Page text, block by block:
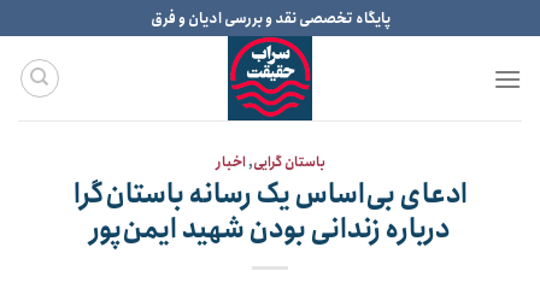
to
content
پایگاه تخصصی نقد و بررسی ادیان و فرق
باستان گرایی,اخبار
ادعای بی‌اساس یک رسانه باستان‌گرا
درباره زندانی بودن شهید ایمن‌پور